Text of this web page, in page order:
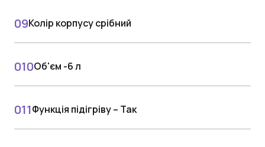
Колір корпусу срібний
Об'єм -6 л
Функція підігріву – Так